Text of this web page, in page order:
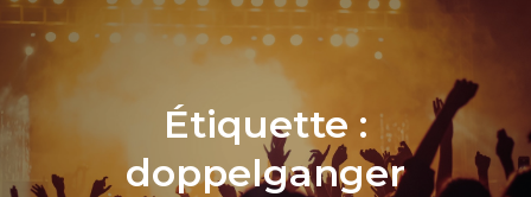
Étiquette :
doppelganger